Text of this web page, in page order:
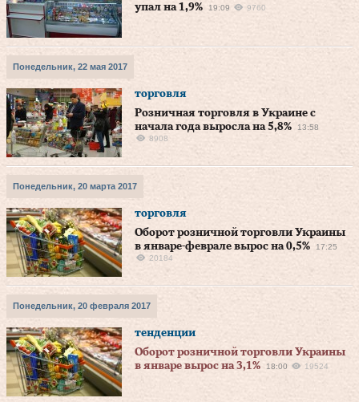
упал на 1,9%
19:09 9760
Понедельник, 22 мая 2017
торговля
Розничная торговля в Украине с
начала года выросла на 5,8%
13:58
8908
Понедельник, 20 марта 2017
торговля
Оборот розничной торговли Украины
в январе-феврале вырос на 0,5%
17:25
20184
Понедельник, 20 февраля 2017
тенденции
Оборот розничной торговли Украины
в январе вырос на 3,1%
18:00 19524